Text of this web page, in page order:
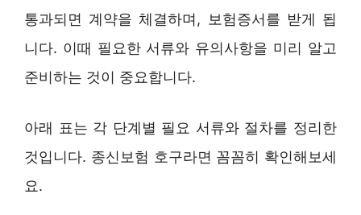
통과되면 계약을 체결하며, 보험증서를 받게 됩
니다. 이때 필요한 서류와 유의사항을 미리 알고
준비하는 것이 중요합니다.
아래 표는 각 단계별 필요 서류와 절차를 정리한
것입니다. 종신보험 호구라면 꼼꼼히 확인해보세
요.